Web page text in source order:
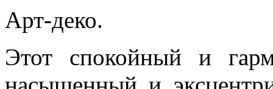
Арт-деко.
Этот спокойный и